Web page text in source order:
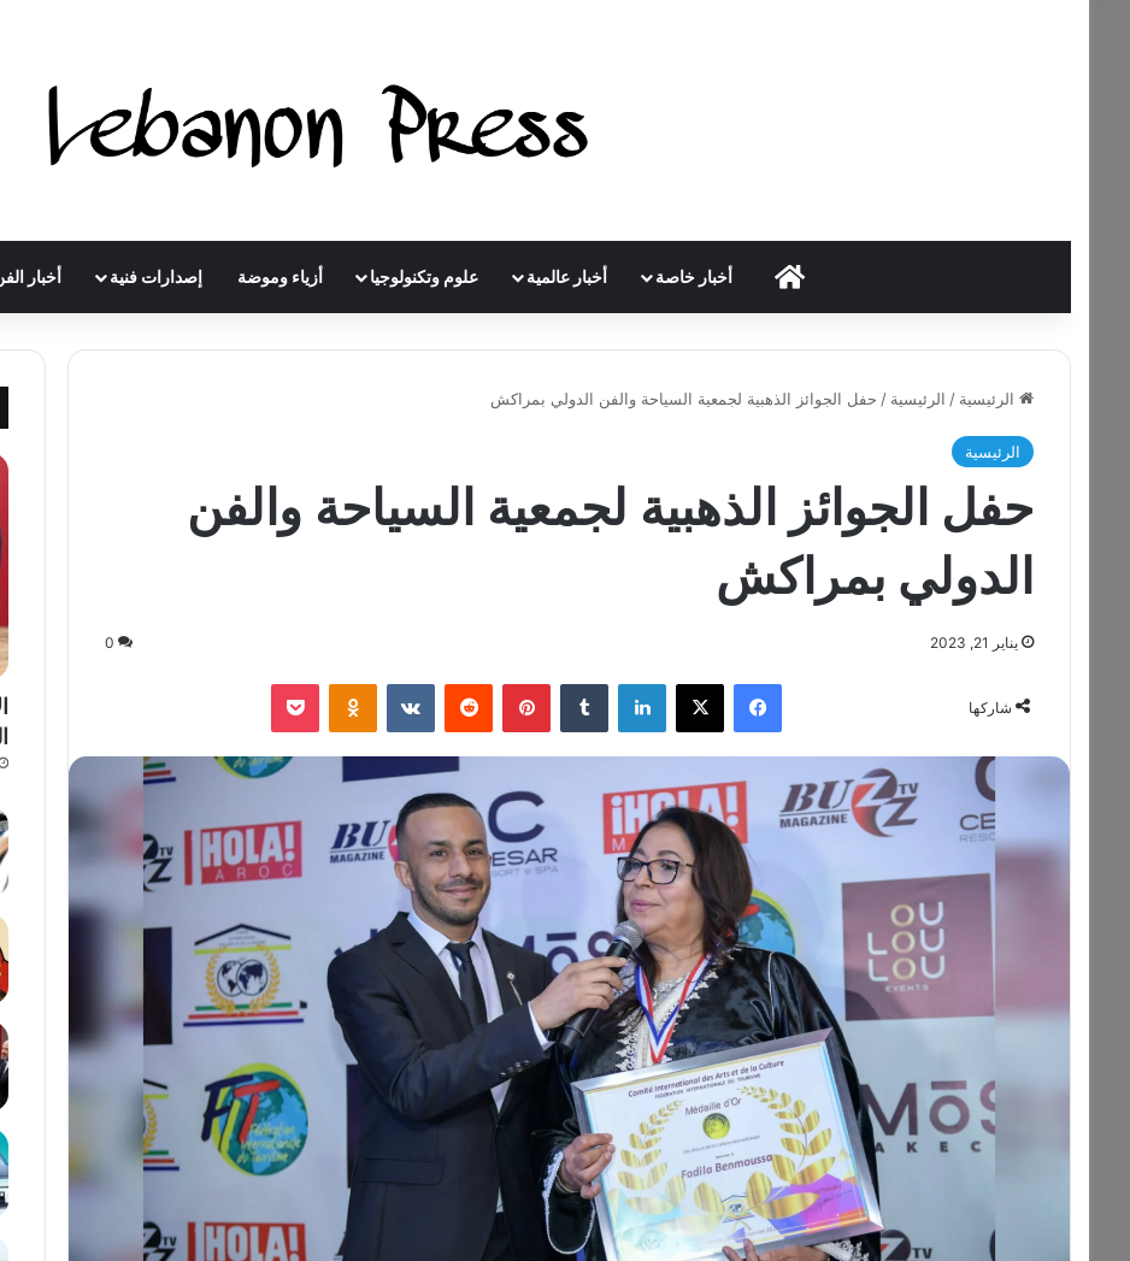
HOMEأخبار خاصة أخبار عالمية علوم وتكنولوجيا أزياء وموضة إصدارات فنية أخبار
الرئيسية / الرئيسية / حفل الجوائز الذهبية لجمعية السياحة والفن الدولي بمراكش
الرئيسية
حفل الجوائز الذهبية لجمعية السياحة والفن
الدولي بمراكش
يناير 21, 2023 0
شاركها
فيسبوك ‫X لينكدإن ‏Tumblr بينتيريست ‏Reddit
‏VKontakte
Odnoklassniki
‫Pocket